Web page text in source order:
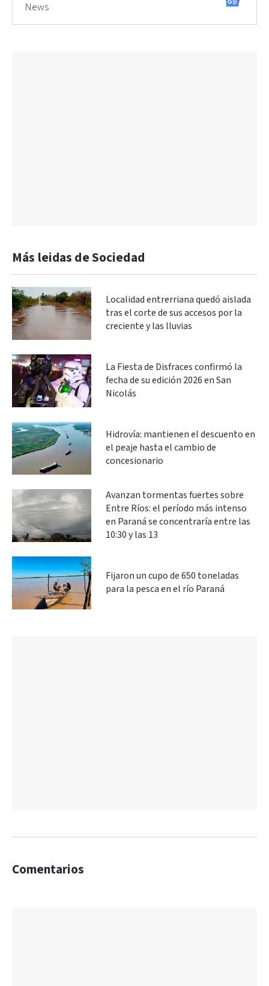
News
Más leidas de Sociedad
Localidad entrerriana quedó aislada
tras el corte de sus accesos por la
creciente y las lluvias
La Fiesta de Disfraces confirmó la
fecha de su edición 2026 en San
Nicolás
Hidrovía: mantienen el descuento en
el peaje hasta el cambio de
concesionario
Avanzan tormentas fuertes sobre
Entre Ríos: el período más intenso
en Paraná se concentraría entre las
10:30 y las 13
Fijaron un cupo de 650 toneladas
para la pesca en el río Paraná
Comentarios